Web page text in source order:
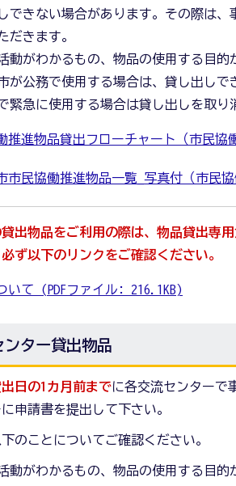
できない場合があります。その際は
だきます。
動がわかるもの、物品の使用する目的
が公務で使用する場合は、貸し出しで
緊急に使用する場合は貸し出しを取り
推進物品貸出フローチャート（市民
市民協働推進物品一覧_写真付（市民
出物品をご利用の際は、物品貸出専
ず以下のリンクをご確認ください。
いて (PDFファイル: 216.1KB)
ター貸出物品
日の1カ月前までに各交流センターで
申請書を提出して下さい。
のことについてご確認ください。
動がわかるもの、物品の使用する目